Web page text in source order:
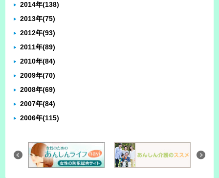
2014年(138)
2013年(75)
2012年(93)
2011年(89)
2010年(84)
2009年(70)
2008年(69)
2007年(84)
2006年(115)